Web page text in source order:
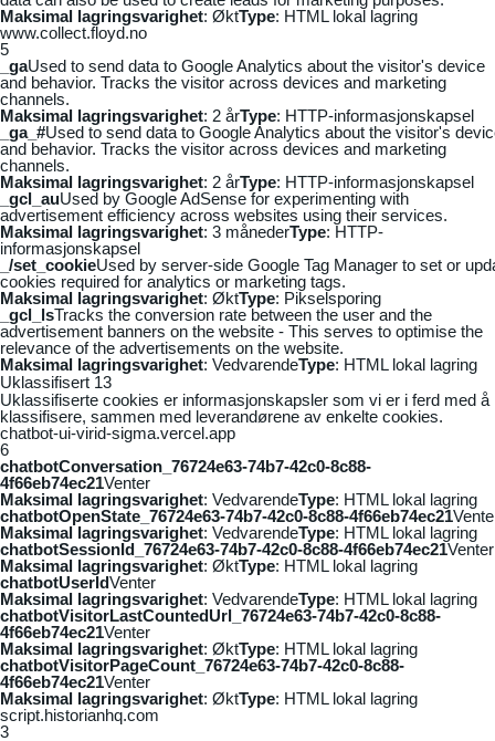
Maksimal lagringsvarighet: ØktType: HTML lokal lagring
www.collect.floyd.no
5
_gaUsed to send data to Google Analytics about the visitor's device
and behavior. Tracks the visitor across devices and marketing
channels.
Maksimal lagringsvarighet: 2 årType: HTTP-informasjonskapsel
_ga_#Used to send data to Google Analytics about the visitor's
and behavior. Tracks the visitor across devices and marketing
channels.
Maksimal lagringsvarighet: 2 årType: HTTP-informasjonskapsel
_gcl_auUsed by Google AdSense for experimenting with
advertisement efficiency across websites using their services.
Maksimal lagringsvarighet: 3 månederType: HTTP-
informasjonskapsel
_/set_cookieUsed by server-side Google Tag Manager to set or
cookies required for analytics or marketing tags.
Maksimal lagringsvarighet: ØktType: Pikselsporing
_gcl_lsTracks the conversion rate between the user and the
advertisement banners on the website - This serves to optimise the
relevance of the advertisements on the website.
Maksimal lagringsvarighet: VedvarendeType: HTML lokal lagring
Uklassifisert 13
Uklassifiserte cookies er informasjonskapsler som vi er i ferd med å
klassifisere, sammen med leverandørene av enkelte cookies.
chatbot-ui-virid-sigma.vercel.app
6
chatbotConversation_76724e63-74b7-42c0-8c88-
4f66eb74ec21Venter
Maksimal lagringsvarighet: VedvarendeType: HTML lokal lagring
chatbotOpenState_76724e63-74b7-42c0-8c88-4f66eb74ec21
Maksimal lagringsvarighet: VedvarendeType: HTML lokal lagring
chatbotSessionId_76724e63-74b7-42c0-8c88-4f66eb74ec21Venter
Maksimal lagringsvarighet: ØktType: HTML lokal lagring
chatbotUserIdVenter
Maksimal lagringsvarighet: VedvarendeType: HTML lokal lagring
chatbotVisitorLastCountedUrl_76724e63-74b7-42c0-8c88-
4f66eb74ec21Venter
Maksimal lagringsvarighet: ØktType: HTML lokal lagring
chatbotVisitorPageCount_76724e63-74b7-42c0-8c88-
4f66eb74ec21Venter
Maksimal lagringsvarighet: ØktType: HTML lokal lagring
script.historianhq.com
3